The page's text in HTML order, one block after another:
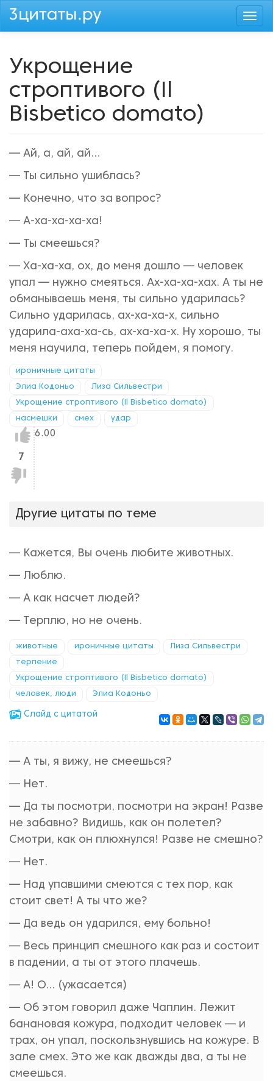
Перейти
Укрощение
строптивого (Il
Bisbetico domato)
— Ай, а, ай, ай...
— Ты сильно ушиблась?
— Конечно, что за вопрос?
— А-ха-ха-ха-ха!
— Ты смеешься?
— Ха-ха-ха, ох, до меня дошло — человек
упал — нужно смеяться. Ах-ха-ха-хах. А ты не
обманываешь меня, ты сильно ударилась?
Сильно ударилась, ах-ха-ха-х, сильно
ударила-аха-ха-сь, ах-ха-ха-х. Ну хорошо, ты
меня научила, теперь пойдем, я помогу.
ироничные цитаты
Элиа Кодоньо Лиза Сильвестри
Укрощение строптивого (Il Bisbetico domato)
насмешки смех удар
Нравится!
7
Не
нравится!
6.00
Другие цитаты по теме
— Кажется, Вы очень любите животных.
— Люблю.
— А как насчет людей?
— Терплю, но не очень.
животные ироничные цитаты Лиза Сильвестри
терпение
Укрощение строптивого (Il Bisbetico domato)
человек, люди Элиа Кодоньо
Cлайд с цитатой
— А ты, я вижу, не смеешься?
— Нет.
— Да ты посмотри, посмотри на экран! Разве
не забавно? Видишь, как он полетел?
Смотри, как он плюхнулся! Разве не смешно?
— Нет.
— Над упавшими смеются с тех пор, как
стоит свет! А ты что же?
— Да ведь он ударился, ему больно!
— Весь принцип смешного как раз и состоит
в падении, а ты от этого плачешь.
— А! О... (ужасается)
— Об этом говорил даже Чаплин. Лежит
банановая кожура, подходит человек — и
трах, он упал, поскользнувшись на кожуре. В
зале смех. Это же как дважды два, а ты не
смеешься.